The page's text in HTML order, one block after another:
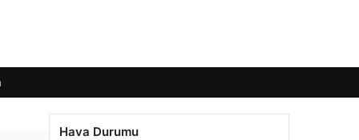
Hava Durumu